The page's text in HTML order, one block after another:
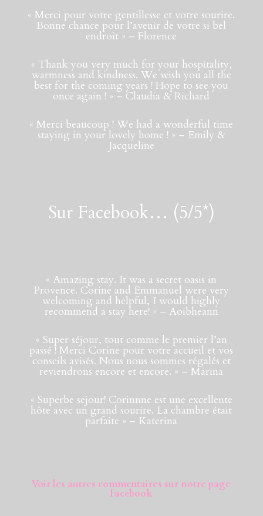
« Merci pour votre gentillesse et votre sourire.
Bonne chance pour l’avenir de votre si bel
endroit » – Florence
« Thank you very much for your hospitality,
warmness and kindness. We wish you all the
best for the coming years ! Hope to see you
once again ! » – Claudia & Richard
« Merci beaucoup ! We had a wonderful time
staying in your lovely home ! » – Emily &
Jacqueline
Sur Facebook… (5/5*)
« Amazing stay. It was a secret oasis in
Provence. Corine and Emmanuel were very
welcoming and helpful, I would highly
recommend a stay here! » – Aoibheann
« Super séjour, tout comme le premier l’an
passé ! Merci Corine pour votre accueil et vos
conseils avisés. Nous nous sommes régalés et
reviendrons encore et encore. » – Marina
« Superbe sejour! Corinnne est une excellente
hôte avec un grand sourire. La chambre était
parfaite » – Katerina
Voir les autres commentaires sur notre page
Facebook